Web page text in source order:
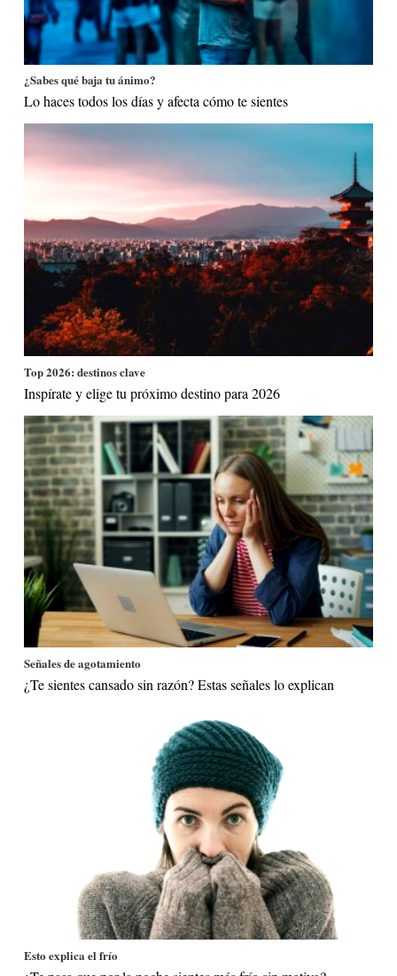
¿Sabes qué baja tu ánimo?
Lo haces todos los días y afecta cómo te sientes
Top 2026: destinos clave
Inspírate y elige tu próximo destino para 2026
Señales de agotamiento
¿Te sientes cansado sin razón? Estas señales lo explican
Esto explica el frío